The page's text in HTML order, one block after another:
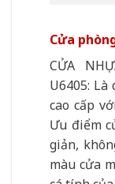
Cửa
CỬA
U6405:
cao cấp
Ưu điểm
giản,
màu cửa